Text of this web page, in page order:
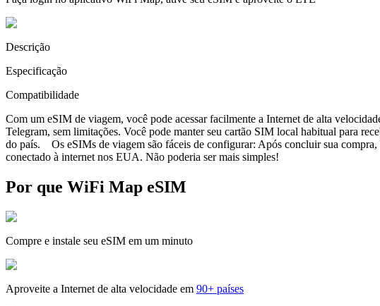
Descrição
Especificação
Compatibilidade
Com um eSIM de viagem, você pode acessar facilmente a Internet de alta
Telegram, sem limitações. Você pode manter seu cartão SIM local habitual para
do país. Os eSIMs de viagem são fáceis de configurar: Após concluir sua
conectado à internet nos EUA. Não poderia ser mais simples!
Por que WiFi Map eSIM
Compre e instale seu eSIM em um minuto
Aproveite a Internet de alta velocidade em 90+ países